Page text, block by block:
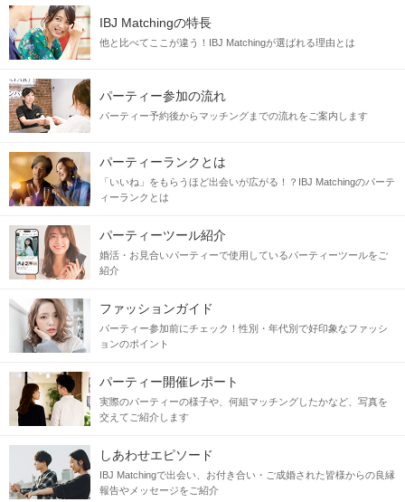
IBJ Matchingの特長
他と比べてここが違う！IBJ Matchingが選ばれる理由とは
パーティー参加の流れ
パーティー予約後からマッチングまでの流れをご案内します
パーティーランクとは
「いいね」をもらうほど出会いが広がる！？IBJ Matchingのパーテ
ィーランクとは
パーティーツール紹介
婚活・お見合いパーティーで使用しているパーティーツールをご
紹介
ファッションガイド
パーティー参加前にチェック！性別・年代別で好印象なファッシ
ョンのポイント
パーティー開催レポート
実際のパーティーの様子や、何組マッチングしたかなど、写真を
交えてご紹介します
しあわせエピソード
IBJ Matchingで出会い、お付き合い・ご成婚された皆様からの良縁
報告やメッセージをご紹介